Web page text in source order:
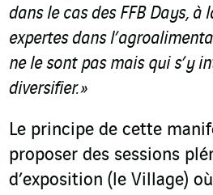
dans le cas des FFB Days, à
expertes dans
ne le sont pas mais qui s’y
diversifier. »
Le principe de cette
proposer des sessions
d’exposition (le Village)